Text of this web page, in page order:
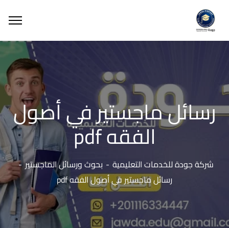
رسائل ماجستير في أصول
الفقه pdf
شركة جودة للخدمات التعليمية
بحوث ورسائل الماجستير
رسائل ماجستير في أصول الفقه pdf